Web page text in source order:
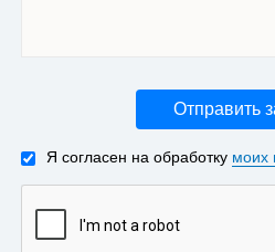
Отправить
Я согласен на обработку моих